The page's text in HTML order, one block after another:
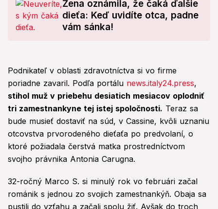
Žena oznámila, že čaká ďalšie
dieťa: Keď uvidíte otca, padne
vám sánka!
Podnikateľ v oblasti zdravotníctva si vo firme
poriadne zavaril. Podľa portálu news.italy24.press,
stihol muž v priebehu desiatich mesiacov oplodniť
tri zamestnankyne tej istej spoločnosti. Teraz sa
bude musieť dostaviť na súd, v Cassine, kvôli uznaniu
otcovstva prvorodeného dieťaťa po predvolaní, o
ktoré požiadala čerstvá matka prostredníctvom
svojho právnika Antonia Carugna.
32-ročný Marco S. si minulý rok vo februári začal
románik s jednou zo svojich zamestnankýň. Obaja sa
pustili do vzťahu a začali spolu žiť. Avšak do troch